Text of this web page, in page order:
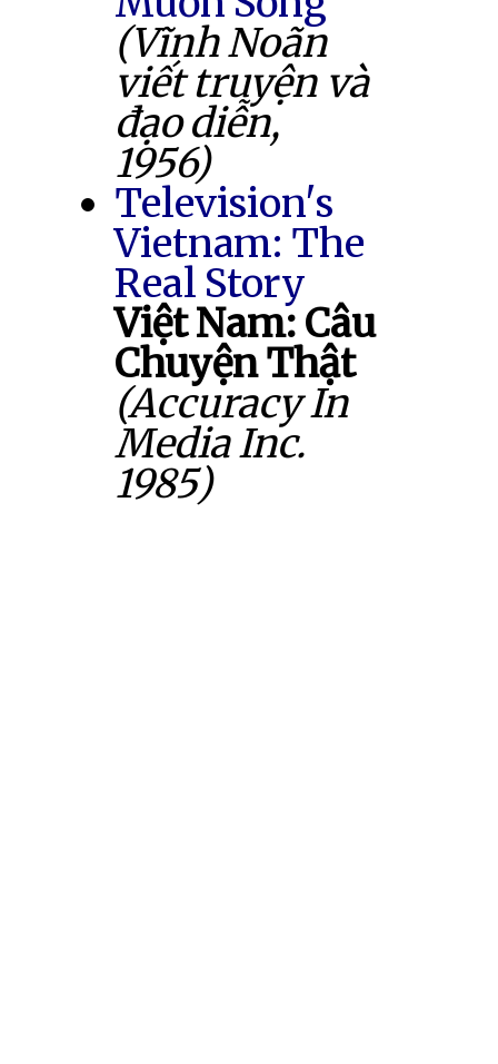
(Vĩnh Noãn
viết truyện và
đạo diễn,
1956)
Television's
Vietnam: The
Real Story
Việt Nam: Câu
Chuyện Thật
(Accuracy In
Media Inc.
1985)